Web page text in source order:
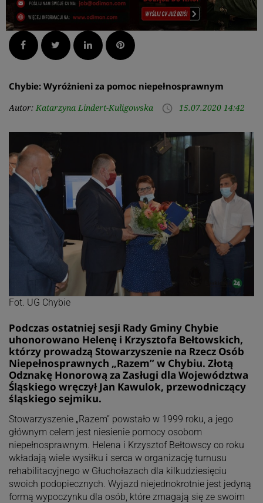
Facebook Twitter LinkedInPinterest
Chybie: Wyróżnieni za pomoc niepełnosprawnym
Autor: Katarzyna Lindert-Kuligowska access_time 15.07.2020 14:42
Fot. UG Chybie
Podczas ostatniej sesji Rady Gminy Chybie
uhonorowano Helenę i Krzysztofa Bełtowskich,
którzy prowadzą Stowarzyszenie na Rzecz Osób
Niepełnosprawnych „Razem” w Chybiu. Złotą
Odznakę Honorową za Zasługi dla Województwa
Śląskiego wręczył Jan Kawulok, przewodniczący
śląskiego sejmiku.
Stowarzyszenie „Razem” powstało w 1999 roku, a jego
głównym celem jest niesienie pomocy osobom
niepełnosprawnym. Helena i Krzysztof Bełtowscy co roku
wkładają wiele wysiłku i serca w organizację turnusu
rehabilitacyjnego w Głuchołazach dla kilkudziesięciu
swoich podopiecznych. Wyjazd niejednokrotnie jest jedyną
formą wypoczynku dla osób, które zmagają się ze swoim